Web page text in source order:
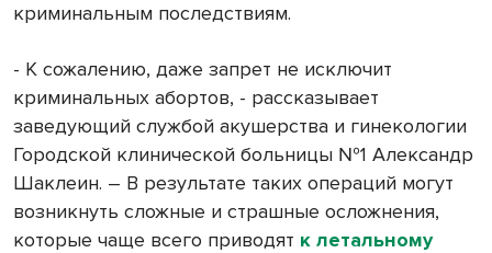
криминальным последствиям.
- К сожалению, даже запрет не исключит
криминальных абортов, - рассказывает
заведующий службой акушерства и гинекологии
Городской клинической больницы №1 Александр
Шаклеин. – В результате таких операций могут
возникнуть сложные и страшные осложнения,
которые чаще всего приводят к летальному